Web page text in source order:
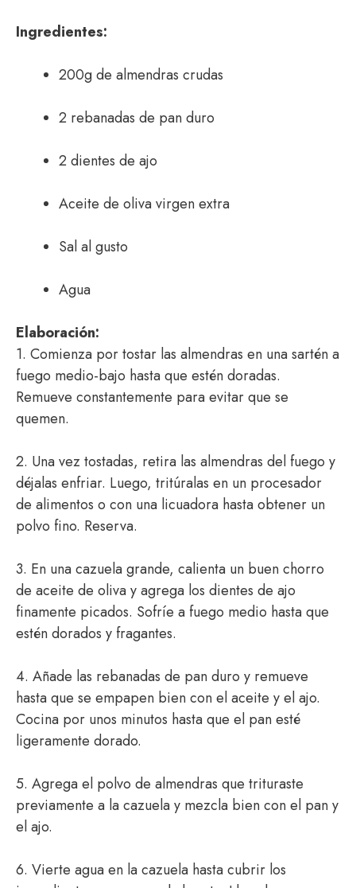
Ingredientes:
200g de almendras crudas
2 rebanadas de pan duro
2 dientes de ajo
Aceite de oliva virgen extra
Sal al gusto
Agua
Elaboración:
1. Comienza por tostar las almendras en una sartén a
fuego medio-bajo hasta que estén doradas.
Remueve constantemente para evitar que se
quemen.
2. Una vez tostadas, retira las almendras del fuego y
déjalas enfriar. Luego, tritúralas en un procesador
de alimentos o con una licuadora hasta obtener un
polvo fino. Reserva.
3. En una cazuela grande, calienta un buen chorro
de aceite de oliva y agrega los dientes de ajo
finamente picados. Sofríe a fuego medio hasta que
estén dorados y fragantes.
4. Añade las rebanadas de pan duro y remueve
hasta que se empapen bien con el aceite y el ajo.
Cocina por unos minutos hasta que el pan esté
ligeramente dorado.
5. Agrega el polvo de almendras que trituraste
previamente a la cazuela y mezcla bien con el pan y
el ajo.
6. Vierte agua en la cazuela hasta cubrir los